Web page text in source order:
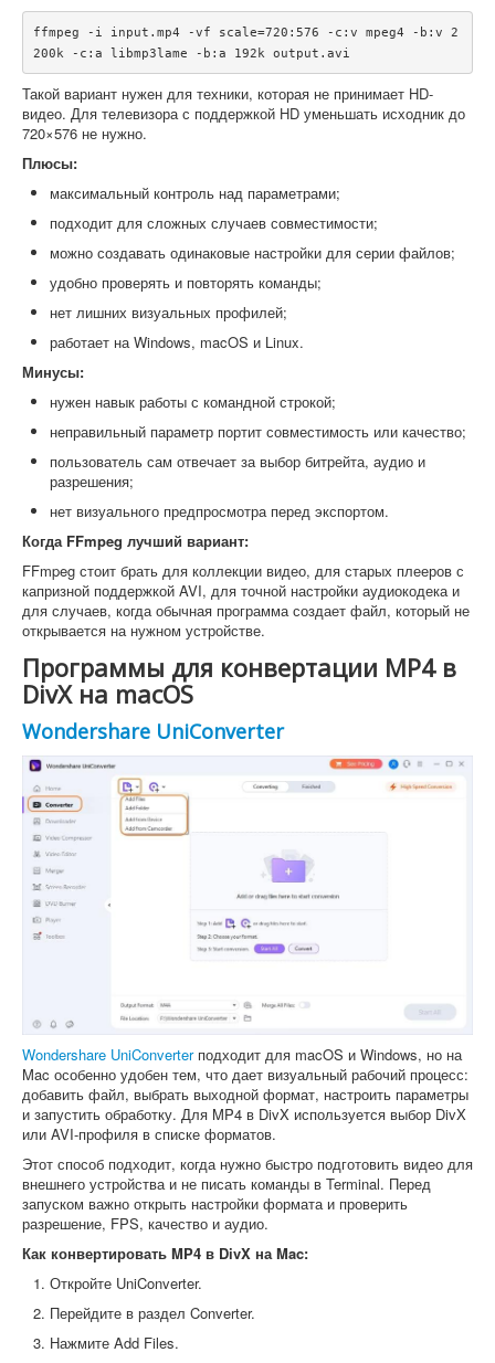
ffmpeg -i input.mp4 -vf scale=720:576 -c:v mpeg4 -b:v 2
Такой вариант нужен для техники, которая не принимает HD-
видео. Для телевизора с поддержкой HD уменьшать исходник до
720×576 не нужно.
Плюсы:
максимальный контроль над параметрами;
подходит для сложных случаев совместимости;
можно создавать одинаковые настройки для серии файлов;
удобно проверять и повторять команды;
нет лишних визуальных профилей;
работает на Windows, macOS и Linux.
Минусы:
нужен навык работы с командной строкой;
неправильный параметр портит совместимость или качество;
пользователь сам отвечает за выбор битрейта, аудио и
разрешения;
нет визуального предпросмотра перед экспортом.
Когда FFmpeg лучший вариант:
FFmpeg стоит брать для коллекции видео, для старых плееров с
капризной поддержкой AVI, для точной настройки аудиокодека и
для случаев, когда обычная программа создает файл, который не
открывается на нужном устройстве.
Программы для конвертации MP4 в
DivX на macOS
Wondershare UniConverter
Wondershare UniConverterподходит для macOS и Windows, но на
Mac особенно удобен тем, что дает визуальный рабочий процесс:
добавить файл, выбрать выходной формат, настроить параметры
и запустить обработку. Для MP4 в DivX используется выбор DivX
или AVI-профиля в списке форматов.
Этот способ подходит, когда нужно быстро подготовить видео для
внешнего устройства и не писать команды в Terminal. Перед
запуском важно открыть настройки формата и проверить
разрешение, FPS, качество и аудио.
Как конвертировать MP4 в DivX на Mac:
Откройте UniConverter.
Перейдите в раздел Converter.
Нажмите Add Files.